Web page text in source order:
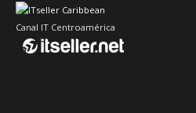
Canal IT Centroamérica